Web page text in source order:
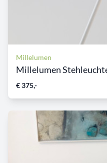
Millelumen
Millelumen
€ 375,-